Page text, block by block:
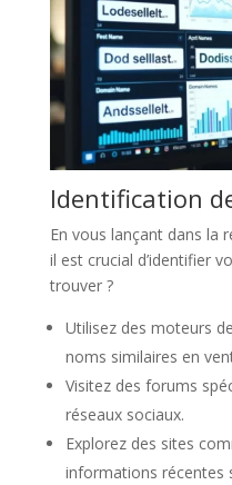
Identification
En vous lançant dans la
il est crucial d’identifier
trouver ?
Utilisez des moteurs
noms similaires en
Visitez des forums
réseaux sociaux.
Explorez des sites
informations récentes